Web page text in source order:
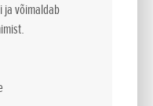
ja võimaldab
ja
et saaksite parima